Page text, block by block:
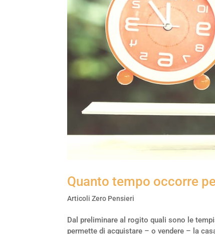
Quanto tempo occorre
Articoli Zero Pensieri
Dal preliminare al rogito quali sono le
permette di acquistare – o vendere – la